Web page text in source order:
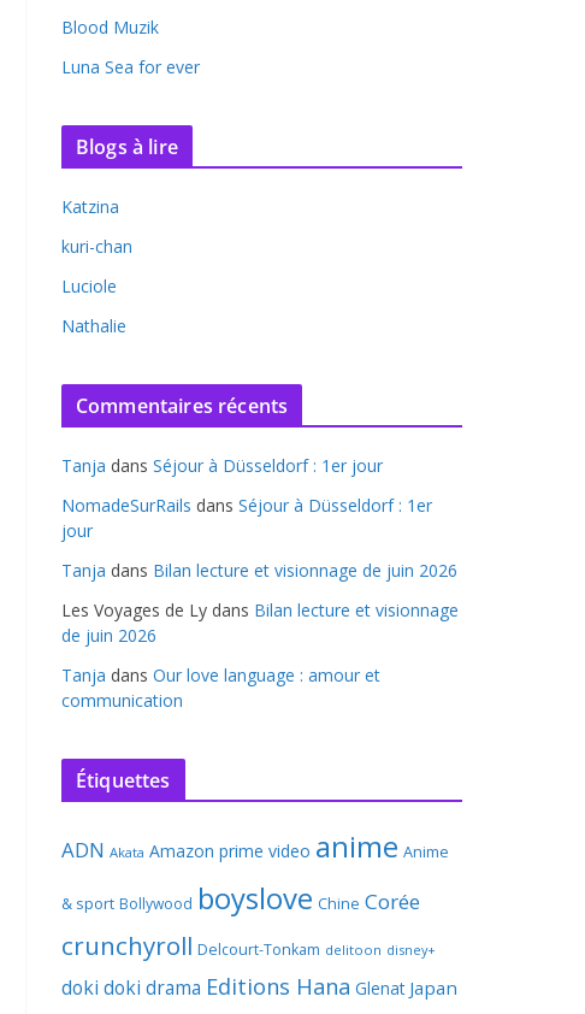
Blood Muzik
Luna Sea for ever
Blogs à lire
Katzina
kuri-chan
Luciole
Nathalie
Commentaires récents
Tanja dans Séjour à Düsseldorf : 1er jour
NomadeSurRails dans Séjour à Düsseldorf : 1er
jour
Tanja dans Bilan lecture et visionnage de juin 2026
Les Voyages de Ly dans Bilan lecture et visionnage
de juin 2026
Tanja dans Our love language : amour et
communication
Étiquettes
ADN Akata Amazon prime video anime Anime
& sport Bollywood boyslove Chine Corée
crunchyroll Delcourt-Tonkam delitoon disney+
doki doki drama Editions Hana Glenat Japan